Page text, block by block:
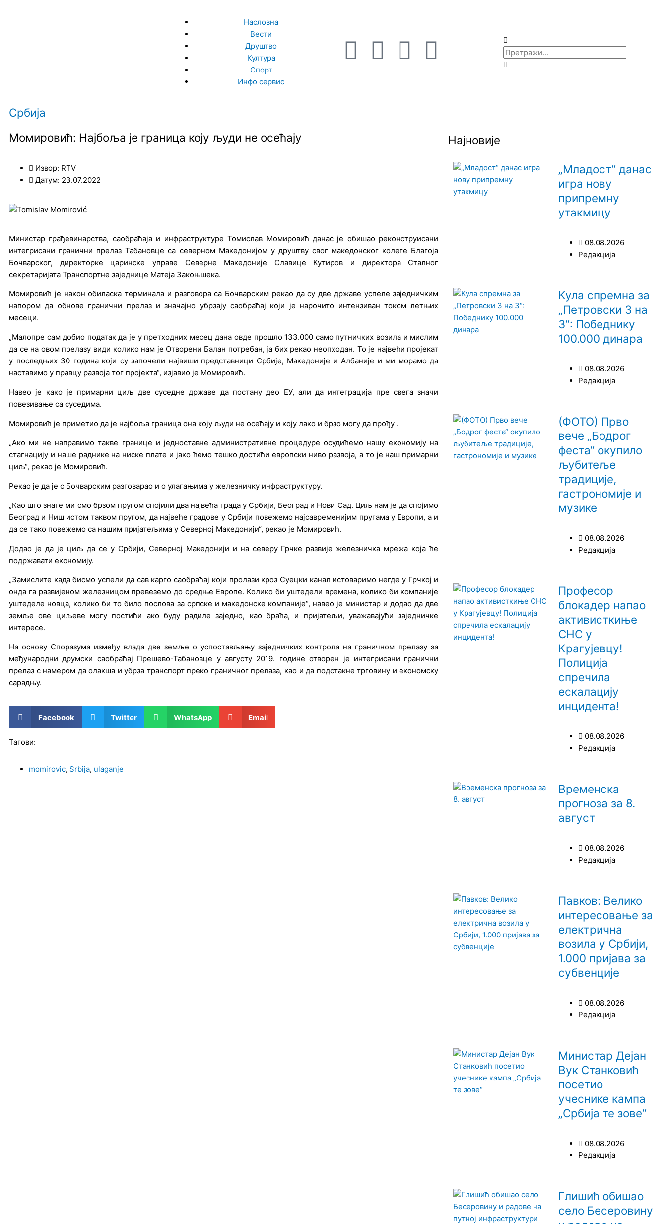
Насловна
Вести
Друштво
Култура
Спорт
Инфо сервис
F
I
m
T
Y
Претрага
Србија
Момировић: Најбоља је граница коју људи не осећају
Извор: RTV
Датум: 23.07.2022
Министар грађевинарства, саобраћаја и инфраструктуре Томислав Момировић данас је обишао реконструисани
интегрисани гранични прелаз Табановце са северном Македонијом у друштву свог македонског колеге Благоја
Бочварског, директорке царинске управе Северне Македоније Славице Кутиров и директора Сталног
секретаријата Транспортне заједнице Матеја Закоњшека.
Момировић је након обиласка терминала и разговора са Бочварским рекао да су две државе успеле заједничким
напором да обнове гранични прелаз и значајно убрзају саобраћај који је нарочито интензиван током летњих
месеци.
„Малопре сам добио податак да је у претходних месец дана овде прошло 133.000 само путничких возила и мислим
да се на овом прелазу види колико нам је Отворени Балан потребан, ја бих рекао неопходан. То је највећи пројекат
у последњих 30 година који су започели највиши представници Србије, Македоније и Албаније и ми морамо да
наставимо у правцу развоја тог пројекта“, изјавио је Момировић.
Навео је како је примарни циљ две суседне државе да постану део ЕУ, али да интеграција пре свега значи
повезивање са суседима.
Момировић је приметио да је најбоља граница она коју људи не осећају и коју лако и брзо могу да прођу .
„Ако ми не направимо такве границе и једноставне административне процедуре осудићемо нашу економију на
стагнацију и наше раднике на ниске плате и јако ћемо тешко достићи европски ниво развоја, а то је наш примарни
циљ“, рекао је Момировић.
Рекао је да је с Бочварским разговарао и о улагањима у железничку инфраструктуру.
„Као што знате ми смо брзом пругом спојили два највећа града у Србији, Београд и Нови Сад. Циљ нам је да спојимо
Београд и Ниш истом таквом пругом, да највеће градове у Србији повежемо најсавременијим пругама у Европи, а и
да се тако повежемо са нашим пријатељима у Северној Македонији“, рекао је Момировић.
Додао је да је циљ да се у Србији, Северној Македонији и на северу Грчке развије железничка мрежа која ће
подржавати економију.
„Замислите када бисмо успели да сав карго саобраћај који пролази кроз Суецки канал истоваримо негде у Грчкој и
онда га развијеном железницом превеземо до средње Европе. Колико би уштедели времена, колико би компаније
уштеделе новца, колико би то било послова за српске и македонске компаније“, навео је министар и додао да две
земље ове циљеве могу постићи ако буду радиле заједно, као браћа, и пријатељи, уважавајући заједничке
интересе.
На основу Споразума између влада две земље о успостављању заједничких контрола на граничном прелазу за
међународни друмски саобраћај Прешево-Табановце у августу 2019. године отворен је интегрисани гранични
прелаз с намером да олакша и убрза транспорт преко граничног прелаза, као и да подстакне трговину и економску
сарадњу.
Facebook Twitter WhatsApp Email
Тагови:
momirovic, Srbija, ulaganje
Најновије
„Младост“ данас
игра нову
припремну
утакмицу
08.08.2026
Редакција
Кула спремна за
„Петровски 3 на
3“: Победнику
100.000 динара
08.08.2026
Редакција
(ФОТО) Прво
вече „Бодрог
феста“ окупило
љубитеље
традиције,
гастрономије и
музике
08.08.2026
Редакција
Професор
блокадер напао
активисткиње
СНС у
Крагујевцу!
Полиција
спречила
ескалацију
инцидента!
08.08.2026
Редакција
Временска
прогноза за 8.
август
08.08.2026
Редакција
Павков: Велико
интересовање за
електрична
возила у Србији,
1.000 пријава за
субвенције
08.08.2026
Редакција
Министар Дејан
Вук Станковић
посетио
учеснике кампа
„Србија те зове“
08.08.2026
Редакција
Глишић обишао
село Бесеровину